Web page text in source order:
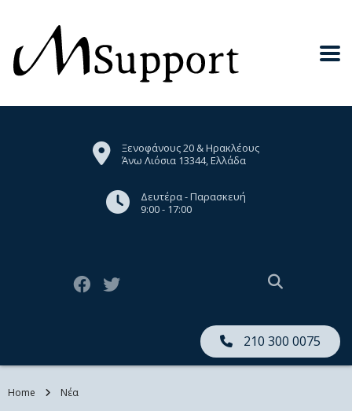
Ξενοφάνους 20 & Ηρακλέους
Άνω Λιόσια 13344, Ελλάδα
Δευτέρα - Παρασκευή
9:00 - 17:00
210 300 0075
Home Νέα